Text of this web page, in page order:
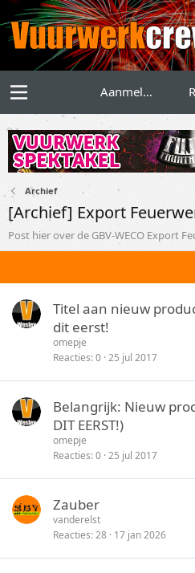
Aanmelden
Archief
[Archief] Export
Post hier over de GBV-WECO Export
Titel aan nieuw
dit eerst!
omepje
Reacties 0 25 jul 2017
Belangrijk: Nieuw
DIT EERST!)
omepje
Reacties 0 25 jul 2017
Zauber
vanderelst
Reacties 28 17 jan 2026